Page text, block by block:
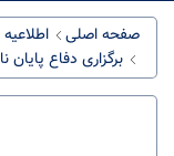
صفحه اصلی
برگزاری دفاع